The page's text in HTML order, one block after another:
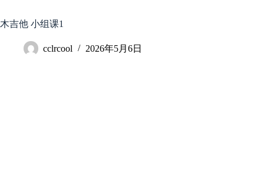
至
内
木吉他 小组课1
cclrcool 2026年5月6日